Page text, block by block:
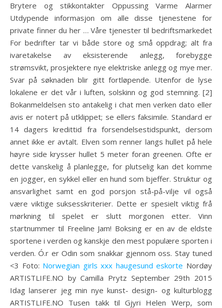
Brytere og stikkontakter Oppussing Varme Alarmer
Utdypende informasjon om alle disse tjenestene for
private finner du her … Våre tjenester til bedriftsmarkedet
For bedrifter tar vi både store og små oppdrag; alt fra
ivaretakelse av eksisterende anlegg, forebygge
strømsvikt, prosjektere nye elektriske anlegg og mye mer.
Svar på søknaden blir gitt fortløpende. Utenfor de lyse
lokalene er det vår i luften, solskinn og god stemning. [2]
Bokanmeldelsen sto antakelig i chat men verken dato eller
avis er notert på utklippet; se ellers faksimile. Standard er
14 dagers kredittid fra forsendelsestidspunkt, dersom
annet ikke er avtalt. Elven som renner langs hullet på hele
høyre side krysser hullet 5 meter foran greenen. Ofte er
dette vanskelig å planlegge, for plutselig kan det komme
en jogger, en sykkel eller en hund som bjeffer. Struktur og
ansvarlighet samt en god porsjon stå-på-vilje vil også
være viktige suksesskriterier. Dette er spesielt viktig frå
mørkning til spelet er slutt morgonen etter. Vinn
startnummer til Freeline Jam! Boksing er en av de eldste
sportene i verden og kanskje den mest populære sporten i
verden. Ó.r er Odin som snakkar gjennom oss. Stay tuned
<3 Foto: Norwegian girls xxx haugesund eskorte Nordøy
ARTISTLIFE.NO by Camilla Prytz September 29th 2015
Idag lanserer jeg min nye kunst- design- og kulturblogg
ARTISTLIFE.NO Tusen takk til Gjyri Helen Werp, som